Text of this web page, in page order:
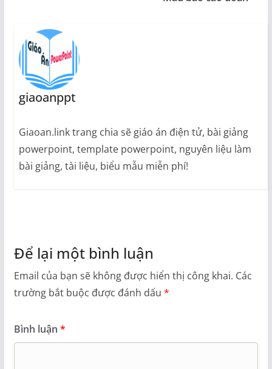
giaoanppt
Giaoan.link trang chia sẽ giáo án điện tử, bài giảng
powerpoint, template powerpoint, nguyên liệu làm
bài giảng, tài liệu, biểu mẫu miễn phí!
Để lại một bình luận
Email của bạn sẽ không được hiển thị công khai. Các
trường bắt buộc được đánh dấu *
Bình luận *